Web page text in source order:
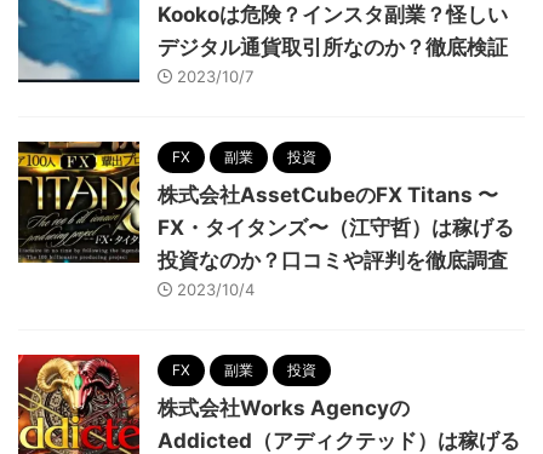
Kookoは危険？インスタ副業？怪しい
デジタル通貨取引所なのか？徹底検証
2023/10/7
FX 副業 投資
株式会社AssetCubeのFX Titans 〜
FX・タイタンズ〜（江守哲）は稼げる
投資なのか？口コミや評判を徹底調査
2023/10/4
FX 副業 投資
株式会社Works Agencyの
Addicted（アディクテッド）は稼げる